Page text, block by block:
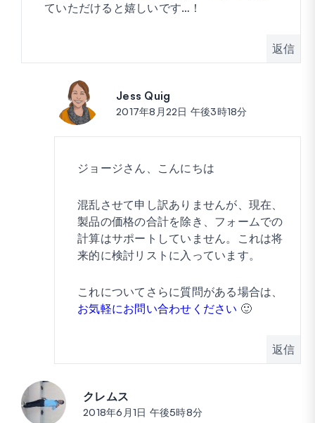
ていただけると嬉しいです…！
返信
Jess Quig
2017年8月22日 午後3時18分
ジョージさん、こんにちは
混乱させて申し訳ありませんが、現在、
製品の価格の合計を除き、フォームでの
計算はサポートしていません。これは将
来的に検討リストに入っています。
これについてさらに質問がある場合は、
お気軽にお問い合わせください 🙂
返信
クレムス
2018年6月1日 午後5時8分